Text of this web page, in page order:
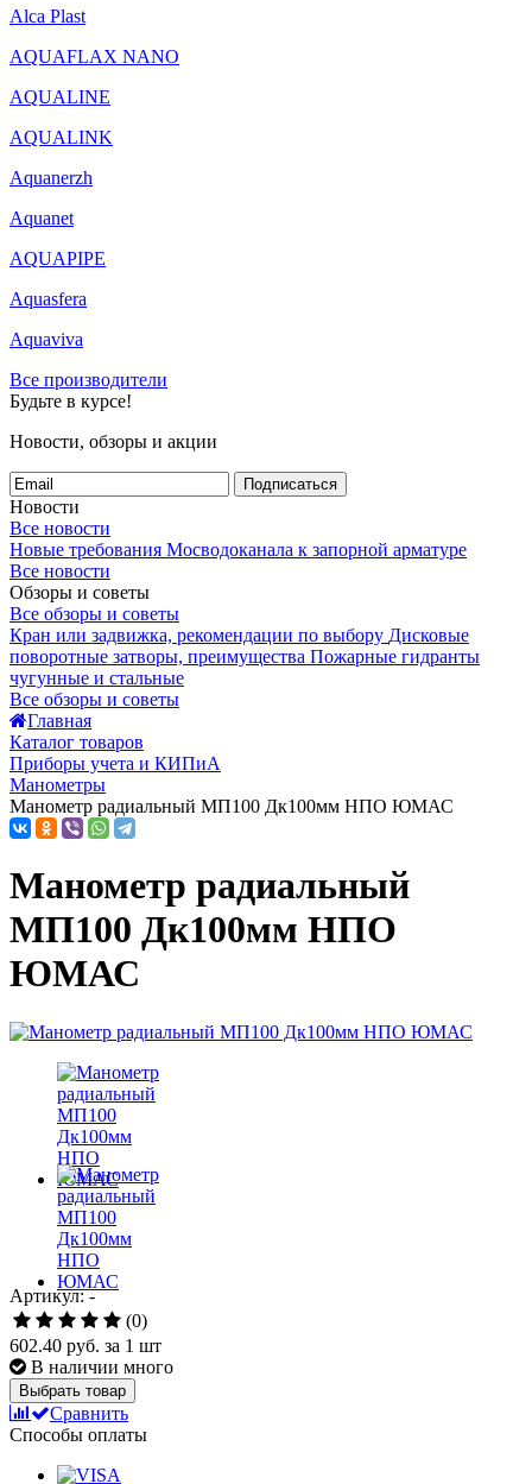
Alca Plast
AQUAFLAX NANO
AQUALINE
AQUALINK
Aquanerzh
Aquanet
AQUAPIPE
Aquasfera
Aquaviva
Все производители
Будьте в курсе!
Новости, обзоры и акции
Подписаться
Новости
Все новости
Новые требования Мосводоканала к запорной арматуре
Все новости
Обзоры и советы
Все обзоры и советы
Кран или задвижка, рекомендации по выбору Дисковые
поворотные затворы, преимущества Пожарные гидранты
чугунные и стальные
Все обзоры и советы
Главная
Каталог товаров
Приборы учета и КИПиА
Манометры
Манометр радиальный МП100 Дк100мм НПО ЮМАС
Манометр радиальный
МП100 Дк100мм НПО
ЮМАС
Артикул: -
(0)
602.40 руб. за 1 шт
В наличии много
Выбрать товар
Сравнить
Способы оплаты